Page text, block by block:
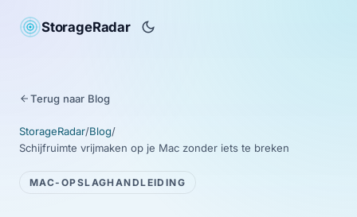
StorageRadar
Terug naar Blog
StorageRadar/Blog/
Schijfruimte vrijmaken op je Mac zonder iets te breken
MAC-OPSLAGHANDLEIDING